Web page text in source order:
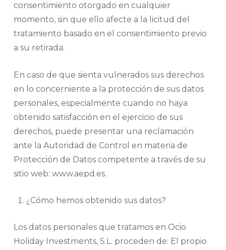
consentimiento otorgado en cualquier
momento, sin que ello afecte a la licitud del
tratamiento basado en el consentimiento previo
a su retirada.
En caso de que sienta vulnerados sus derechos
en lo concerniente a la protección de sus datos
personales, especialmente cuando no haya
obtenido satisfacción en el ejercicio de sus
derechos, puede presentar una reclamación
ante la Autoridad de Control en materia de
Protección de Datos competente a través de su
sitio web: www.aepd.es.
¿Cómo hemos obtenido sus datos?
Los datos personales que tratamos en Ocio
Holiday Investments, S.L. proceden de: El propio